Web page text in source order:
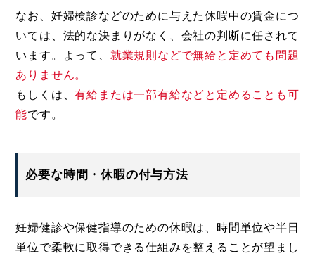
なお、妊婦検診などのために与えた休暇中の賃金につ
いては、法的な決まりがなく、会社の判断に任されて
います。よって、 就業規則などで無給と定めても問題
ありません。
もしくは、有給または一部有給などと定めることも可
能です。
必要な時間・休暇の付与方法
妊婦健診や保健指導のための休暇は、時間単位や半日
単位で柔軟に取得できる仕組みを整えることが望まし